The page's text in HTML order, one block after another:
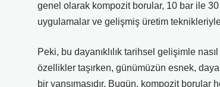
genel olarak kompozit borular, 10 bar ile
uygulamalar ve gelişmiş üretim
Peki, bu dayanıklılık tarihsel gelişimle
özellikler taşırken, günümüzün esnek,
bir yansımasıdır. Bugün, kompozit